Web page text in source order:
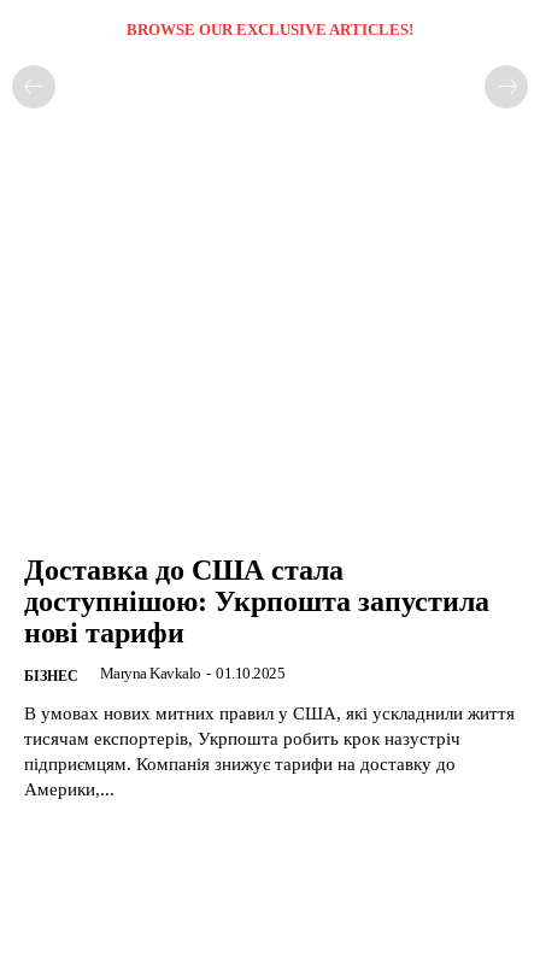
BROWSE OUR EXCLUSIVE ARTICLES!
Доставка до США стала
доступнішою: Укрпошта запустила
нові тарифи
БІЗНЕС Maryna Kavkalo - 01.10.2025
В умовах нових митних правил у США, які ускладнили життя
тисячам експортерів, Укрпошта робить крок назустріч
підприємцям. Компанія знижує тарифи на доставку до
Америки,...